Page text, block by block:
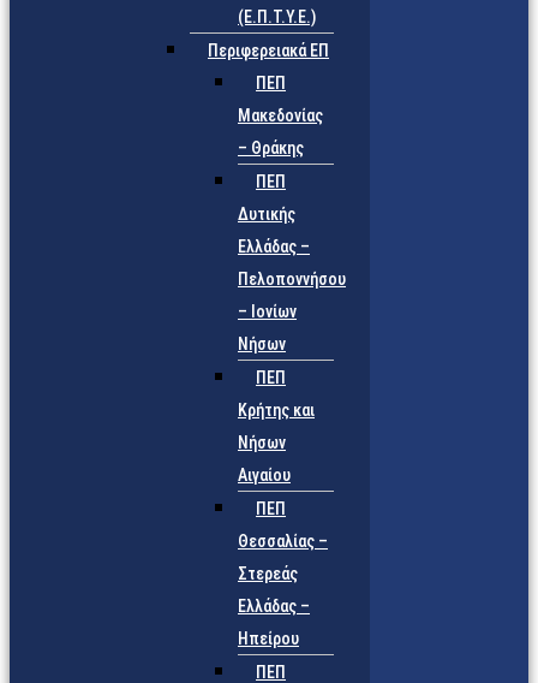
(Ε.Π.Τ.Υ.Ε.)
Περιφερειακά ΕΠ
ΠΕΠ
Μακεδονίας
– Θράκης
ΠΕΠ
Δυτικής
Ελλάδας –
Πελοποννήσου
– Ιονίων
Νήσων
ΠΕΠ
Κρήτης και
Νήσων
Αιγαίου
ΠΕΠ
Θεσσαλίας –
Στερεάς
Ελλάδας –
Ηπείρου
ΠΕΠ